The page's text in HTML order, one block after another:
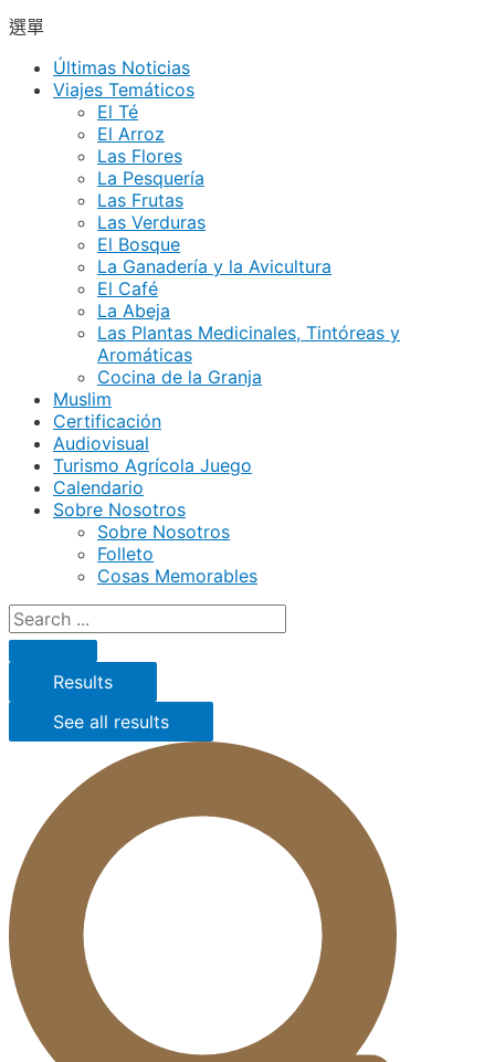
選單
Últimas Noticias
Viajes Temáticos
El Té
El Arroz
Las Flores
La Pesquería
Las Frutas
Las Verduras
El Bosque
La Ganadería y la Avicultura
El Café
La Abeja
Las Plantas Medicinales, Tintóreas y
Aromáticas
Cocina de la Granja
Muslim
Certificación
Audiovisual
Turismo Agrícola Juego
Calendario
Sobre Nosotros
Sobre Nosotros
Folleto
Cosas Memorables
Results
See all results